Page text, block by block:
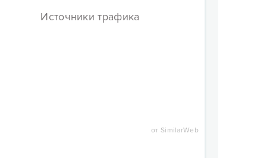
Источники трафика
от SimilarWeb